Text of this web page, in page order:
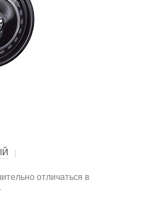
отличаться в